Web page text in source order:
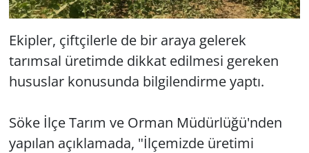
Ekipler, çiftçilerle de bir araya gelerek
tarımsal üretimde dikkat edilmesi gereken
hususlar konusunda bilgilendirme yaptı.
Söke İlçe Tarım ve Orman Müdürlüğü'nden
yapılan açıklamada, "İlçemizde üretimi